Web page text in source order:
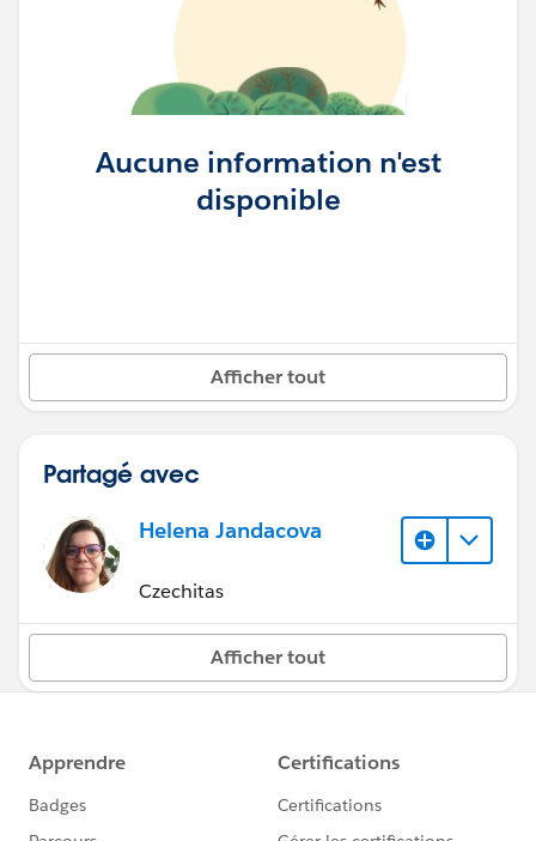
Aucune information n'est
disponible
Afficher tout
Partagé avec
Helena Jandacova
Czechitas
Afficher tout